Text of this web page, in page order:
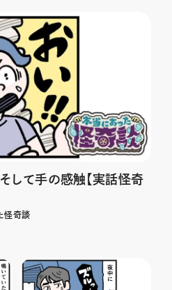
して手の感触【実話怪奇
怪奇談